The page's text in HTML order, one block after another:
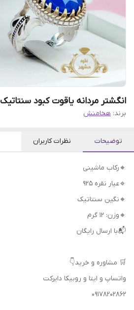
انگشتر مردانه یاقوت کبود سنتاتیک
برند: هخامنش
توضیحات نظرات کاربران
🔸رکاب ماشینی
🔹عیار نقره 925
🔸نگین سنتاتیک
🔸وزن: ۱۲ گرم
📬با ارسال رایگان
🛒 مشاوره و خرید👇
واتساپ و ایتا و روبیکا دایرکت
09178202862